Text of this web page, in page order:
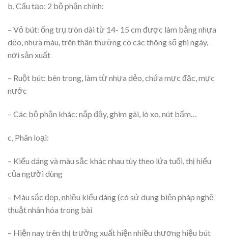
b, Cấu tạo: 2 bộ phận chính:
– Vỏ bút: ống trụ tròn dài từ 14- 15 cm được làm bằng nhựa
dẻo, nhựa màu, trên thân thường có các thông số ghi ngày,
nơi sản xuất
– Ruột bút: bên trong, làm từ nhựa dẻo, chứa mực đặc, mực
nước
– Các bộ phận khác: nắp đậy, ghim gài, lò xo, nút bấm…
c, Phân loại:
– Kiểu dáng và màu sắc khác nhau tùy theo lứa tuổi, thị hiếu
của người dùng
– Màu sắc đẹp, nhiều kiểu dáng (có sử dụng biện pháp nghệ
thuật nhân hóa trong bài
– Hiện nay trên thị trường xuất hiện nhiều thương hiệu bút